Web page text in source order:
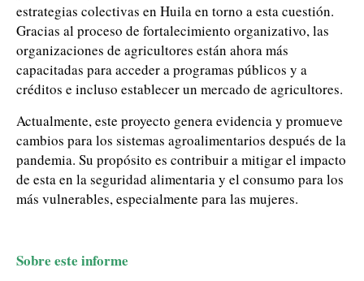
estrategias colectivas en Huila en torno a esta cuestión.
Gracias al proceso de fortalecimiento organizativo, las
organizaciones de agricultores están ahora más
capacitadas para acceder a programas públicos y a
créditos e incluso establecer un mercado de agricultores.
Actualmente, este proyecto genera evidencia y promueve
cambios para los sistemas agroalimentarios después de la
pandemia. Su propósito es contribuir a mitigar el impacto
de esta en la seguridad alimentaria y el consumo para los
más vulnerables, especialmente para las mujeres.
Sobre este informe